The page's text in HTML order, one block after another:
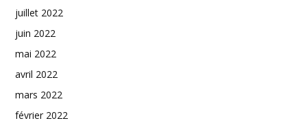
juillet 2022
juin 2022
mai 2022
avril 2022
mars 2022
février 2022